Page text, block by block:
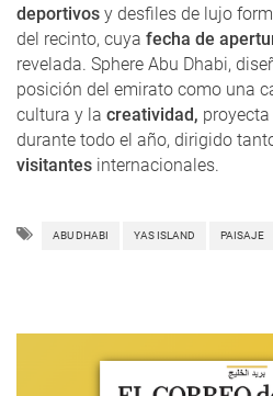
deportivos y desfiles de lujo
del recinto, cuya fecha de
revelada. Sphere Abu Dhabi,
posición del emirato como una
cultura y la creatividad,
durante todo el año, dirigido
visitantes internacionales.
ABU DHABI YAS ISLAND PAISAJE